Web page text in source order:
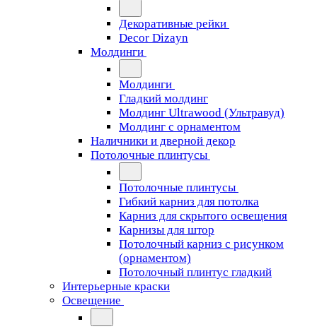
Декоративные рейки
Decor Dizayn
Молдинги
Молдинги
Гладкий молдинг
Молдинг Ultrawood (Ультравуд)
Молдинг с орнаментом
Наличники и дверной декор
Потолочные плинтусы
Потолочные плинтусы
Гибкий карниз для потолка
Карниз для скрытого освещения
Карнизы для штор
Потолочный карниз с рисунком
(орнаментом)
Потолочный плинтус гладкий
Интерьерные краски
Освещение